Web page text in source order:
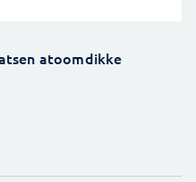
atoomdikke